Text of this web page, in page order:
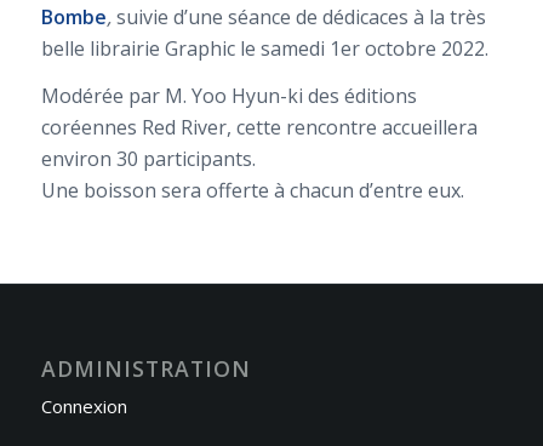
Bombe,suivie d’une séance de dédicaces à la très
belle librairie Graphic le samedi 1er octobre 2022.
Modérée par M. Yoo Hyun-ki des éditions
coréennes Red River, cette rencontre accueillera
environ 30 participants.
Une boisson sera offerte à chacun d’entre eux.
ADMINISTRATION
Connexion